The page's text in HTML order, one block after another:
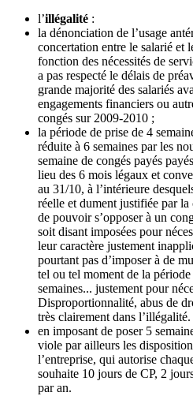
l’illégalité :
la dénonciation de l’usage
concertation entre le salarié et
fonction des nécessités de
a pas respecté le délais de
grande majorité des salariés
engagements financiers ou
congés sur 2009-2010 ;
la période de prise de 4
réduite à 6 semaines par les
semaine de congés payés
lieu des 6 mois légaux et
au 31/10, à l’intérieure
réelle et dument justifiée par
de pouvoir s’opposer à un
soit disant imposées pour
leur caractère justement
pourtant pas d’imposer à de
tel ou tel moment de la période
semaines... justement pour
Disproportionnalité, abus de
très clairement dans l’illégalité.
en imposant de poser 5
viole par ailleurs les
l’entreprise, qui autorise
souhaite 10 jours de CP, 2
par an.